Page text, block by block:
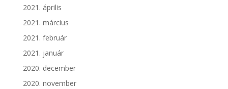
2021. április
2021. március
2021. február
2021. január
2020. december
2020. november